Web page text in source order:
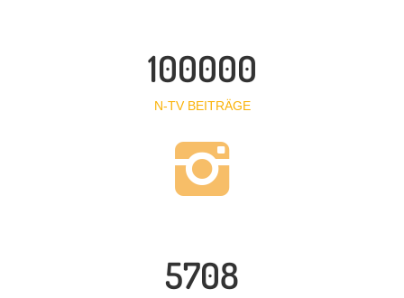
100000
N-TV BEITRÄGE
5708